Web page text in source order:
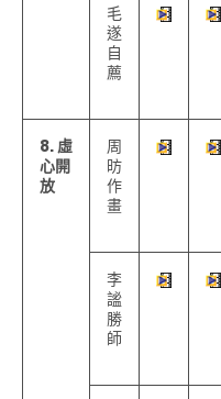
毛
遂
自
薦
8. 虛
心開
放
周
昉
作
畫
李
謐
勝
師